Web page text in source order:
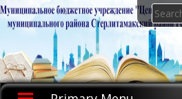
Skip
to
Search
for: